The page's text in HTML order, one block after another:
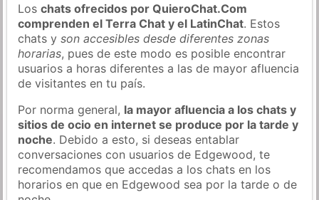
Loschats ofrecidos por QuieroChat.Com
comprenden el Terra Chat y el LatinChat. Estos
chats yson accesibles desde diferentes zonas
horarias, pues de este modo es posible encontrar
usuarios a horas diferentes a las de mayor afluencia
de visitantes en tu país.
Por norma general, la mayor afluencia a los chats y
sitios de ocio en internet se produce por la tarde y
noche. Debido a esto, si deseas entablar
conversaciones con usuarios de Edgewood, te
recomendamos que accedas a los chats en los
horarios en que en Edgewood sea por la tarde o de